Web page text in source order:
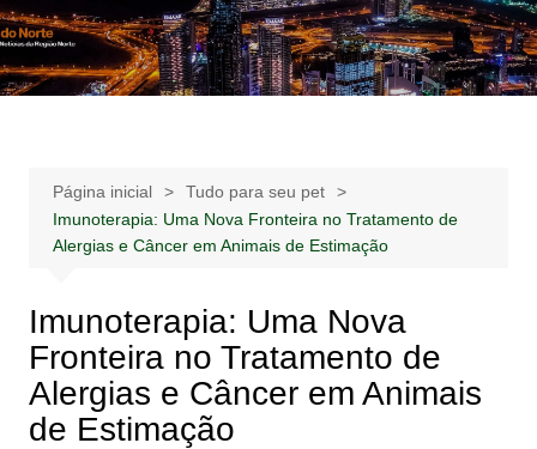
Ir
para
o
Notícias –
Publicidades –
Notícias – Publicidades – Anúncios
Página inicial
Tudo para seu pet
Imunoterapia: Uma Nova Fronteira no Tratamento de
Alergias e Câncer em Animais de Estimação
Imunoterapia: Uma Nova
Fronteira no Tratamento de
Alergias e Câncer em Animais
de Estimação